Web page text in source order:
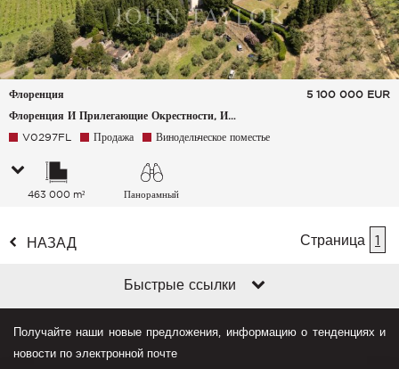
Флоренция
Флоренция И Прилегающие Окрестности, Италия
5 100 000 EUR
V0297FL Продажа Винодельческое поместье
463 000 m² Панорамный
НАЗАД Страница 1
Быстрые ссылки
Получайте наши новые предложения, информацию о тенденциях и
новости по электронной почте